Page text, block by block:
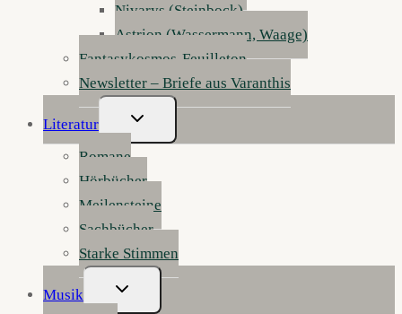
Nivarys (Steinbock)
Astrion (Wassermann, Waage)
Fantasykosmos-Feuilleton
Newsletter – Briefe aus Varanthis
Literatur
Untermenü
Umschalten
Romane
Hörbücher
Meilensteine
Sachbücher
Starke Stimmen
Musik
Untermenü
Umschalten